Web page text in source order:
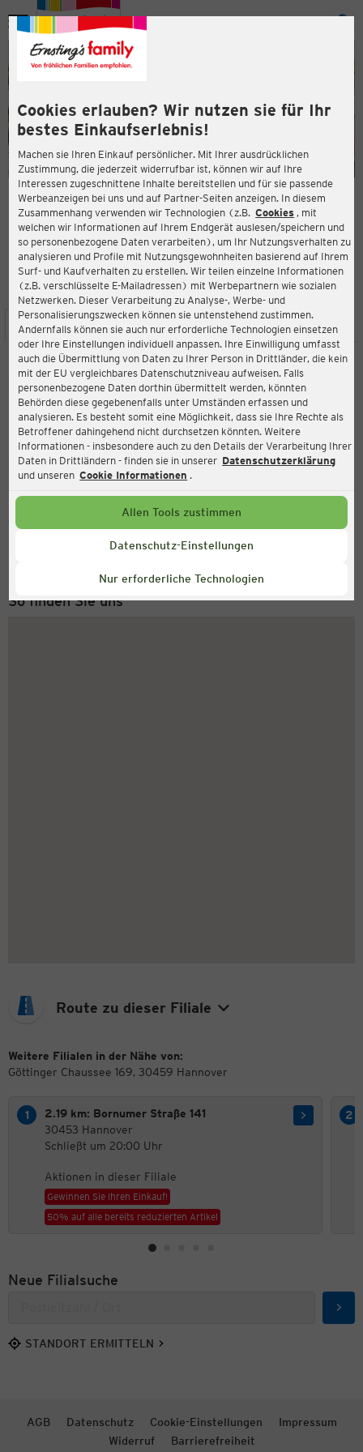
Cookies erlauben? Wir nutzen sie für Ihr
bestes Einkaufserlebnis!
Machen sie Ihren Einkauf persönlicher. Mit Ihrer ausdrücklichen
Zustimmung, die jederzeit widerrufbar ist, können wir auf Ihre
Interessen zugeschnittene Inhalte bereitstellen und für sie passende
Werbeanzeigen bei uns und auf Partner-Seiten anzeigen. In diesem
Zusammenhang verwenden wir Technologien (z.B. Cookies , mit
welchen wir Informationen auf Ihrem Endgerät auslesen/speichern und
so personenbezogene Daten verarbeiten), um Ihr Nutzungsverhalten zu
analysieren und Profile mit Nutzungsgewohnheiten basierend auf Ihrem
Surf- und Kaufverhalten zu erstellen. Wir teilen einzelne Informationen
(z.B. verschlüsselte E-Mailadressen) mit Werbepartnern wie sozialen
Netzwerken. Dieser Verarbeitung zu Analyse-, Werbe- und
Personalisierungszwecken können sie untenstehend zustimmen.
Andernfalls können sie auch nur erforderliche Technologien einsetzen
oder Ihre Einstellungen individuell anpassen. Ihre Einwilligung umfasst
auch die Übermittlung von Daten zu Ihrer Person in Drittländer, die kein
mit der EU vergleichbares Datenschutzniveau aufweisen. Falls
personenbezogene Daten dorthin übermittelt werden, könnten
Behörden diese gegebenenfalls unter Umständen erfassen und
analysieren. Es besteht somit eine Möglichkeit, dass sie Ihre Rechte als
Betroffener dahingehend nicht durchsetzen könnten. Weitere
Informationen - insbesondere auch zu den Details der Verarbeitung Ihrer
Daten in Drittländern - finden sie in unserer Datenschutzerklärung
und unseren Cookie Informationen .
Allen Tools zustimmen
Datenschutz-Einstellungen
Nur erforderliche Technologien
Menü
ERNSTING'S FAMILY FILIALE
Göttinger Chaussee 169
30459 Hannover
3,7
Bewertung:
STANDORT SERVICES SORTIMENT AKTIONEN
Ernsting's family
Göttinger Chaussee 169, 30459 Hannover
Aktuell:
Geschlossen
Service Hotline
+43 (0) 1 2675 502
So finden Sie uns
Route zu dieser Filiale
Weitere Filialen in der Nähe von:
Göttinger Chaussee 169, 30459 Hannover
2.19 km: Bornumer Straße 141
30453 Hannover
Schließt um 20:00 Uhr
Aktionen in dieser Filiale
Gewinnen Sie Ihren Einkauf!
50% auf alle bereits reduzierten Artikel
Neue Filialsuche
STANDORT ERMITTELN
AGB Datenschutz Cookie-Einstellungen
Impressum
Widerruf
Barrierefreiheit